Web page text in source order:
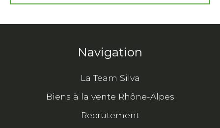
Navigation
La Team Silva
Biens à la vente Rhône-Alpes
Recrutement